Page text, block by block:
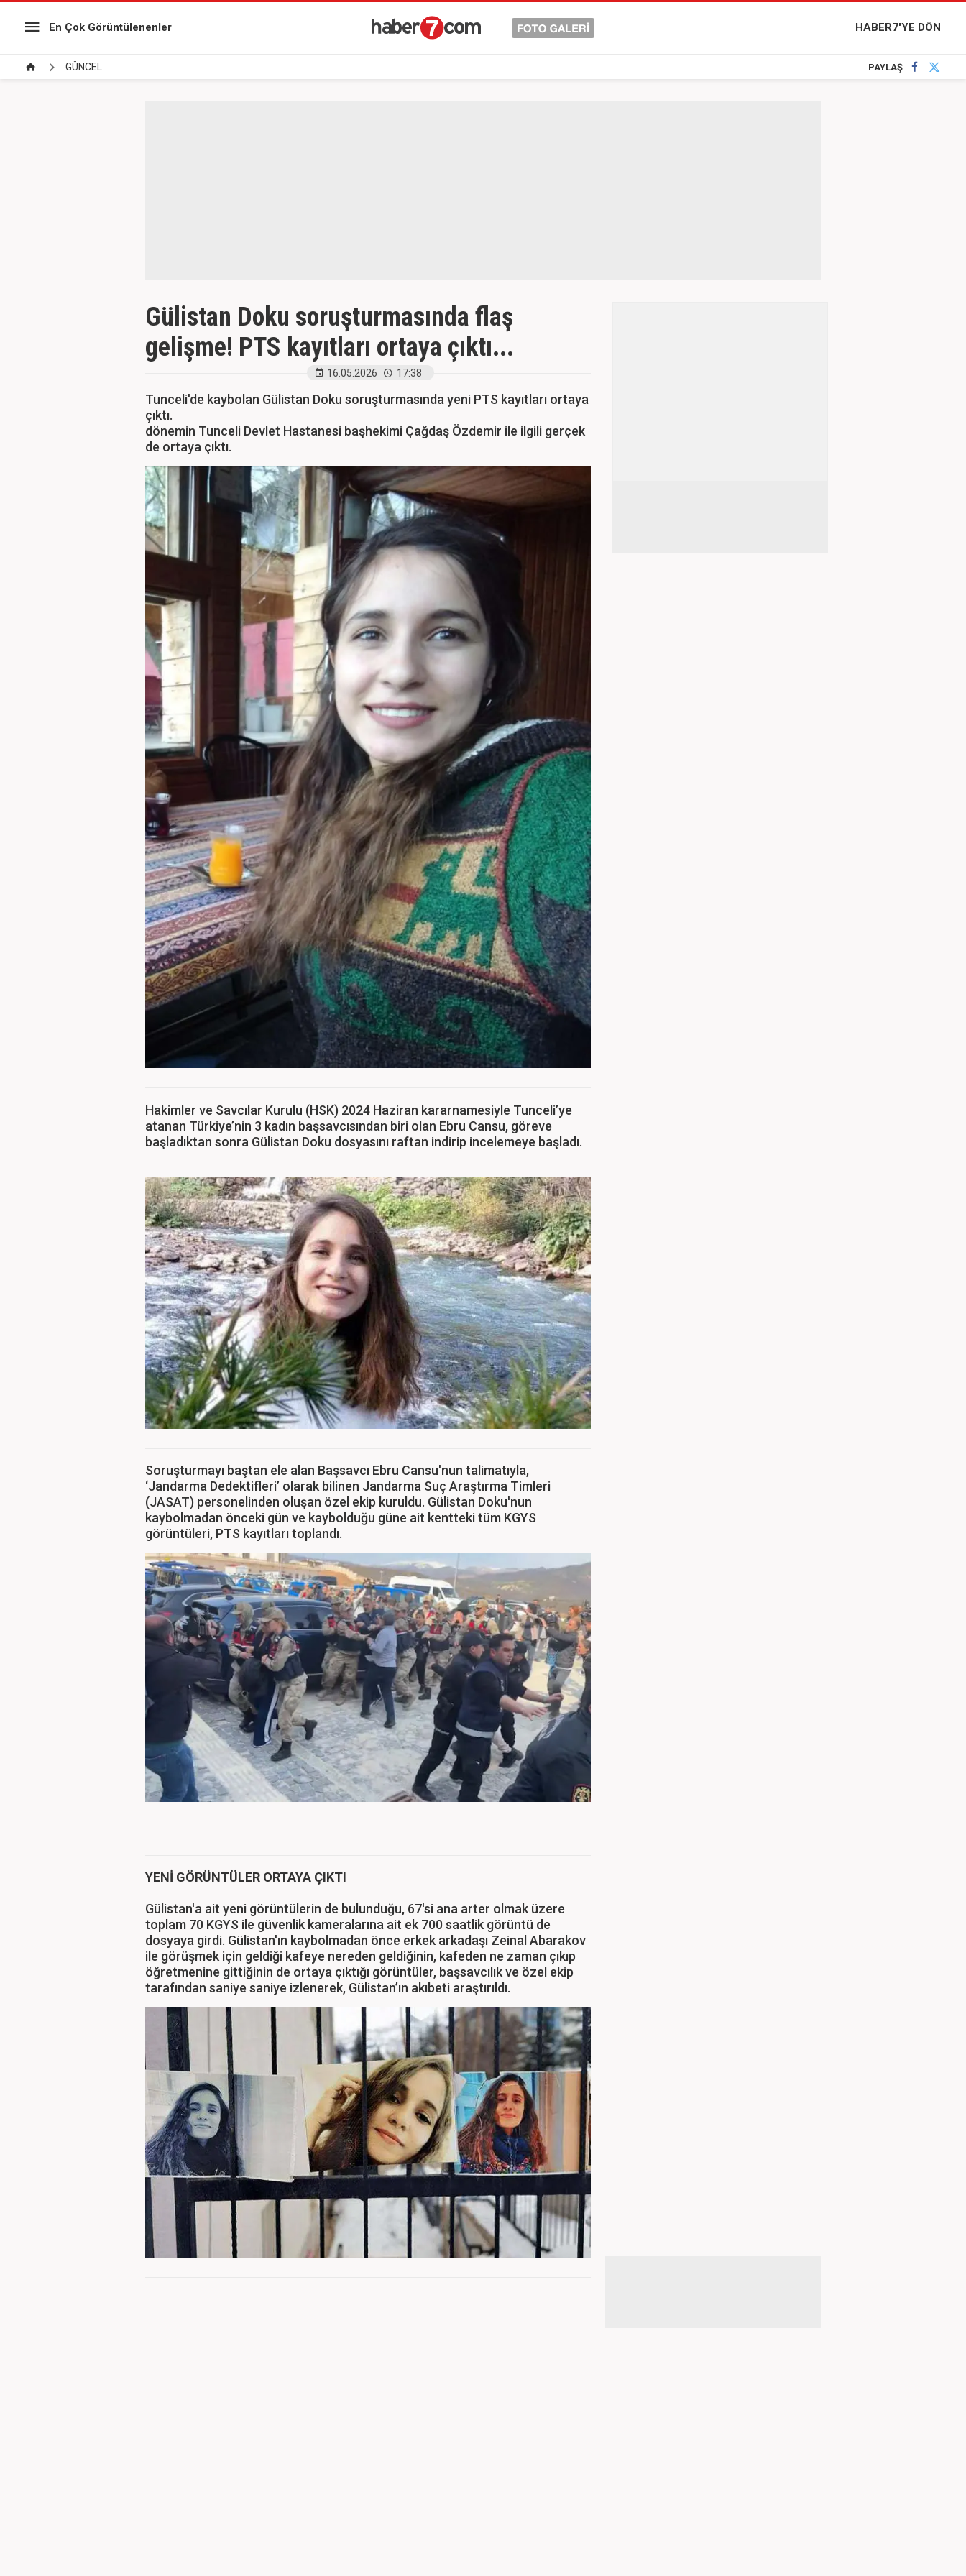
En Çok Görüntülenenler HABER7'YE DÖN
GÜNCEL PAYLAŞ
Gülistan Doku soruşturmasında flaş
gelişme! PTS kayıtları ortaya çıktı...
16.05.2026 17:38
Tunceli'de kaybolan Gülistan Doku soruşturmasında yeni PTS kayıtları ortaya
çıktı.
dönemin Tunceli Devlet Hastanesi başhekimi Çağdaş Özdemir ile ilgili gerçek
de ortaya çıktı.
Hakimler ve Savcılar Kurulu (HSK) 2024 Haziran kararnamesiyle Tunceli’ye
atanan Türkiye’nin 3 kadın başsavcısından biri olan Ebru Cansu, göreve
başladıktan sonra Gülistan Doku dosyasını raftan indirip incelemeye başladı.
Soruşturmayı baştan ele alan Başsavcı Ebru Cansu'nun talimatıyla,
‘Jandarma Dedektifleri’ olarak bilinen Jandarma Suç Araştırma Timleri
(JASAT) personelinden oluşan özel ekip kuruldu. Gülistan Doku'nun
kaybolmadan önceki gün ve kaybolduğu güne ait kentteki tüm KGYS
görüntüleri, PTS kayıtları toplandı.
YENİ GÖRÜNTÜLER ORTAYA ÇIKTI
Gülistan'a ait yeni görüntülerin de bulunduğu, 67'si ana arter olmak üzere
toplam 70 KGYS ile güvenlik kameralarına ait ek 700 saatlik görüntü de
dosyaya girdi. Gülistan'ın kaybolmadan önce erkek arkadaşı Zeinal Abarakov
ile görüşmek için geldiği kafeye nereden geldiğinin, kafeden ne zaman çıkıp
öğretmenine gittiğinin de ortaya çıktığı görüntüler, başsavcılık ve özel ekip
tarafından saniye saniye izlenerek, Gülistan’ın akıbeti araştırıldı.